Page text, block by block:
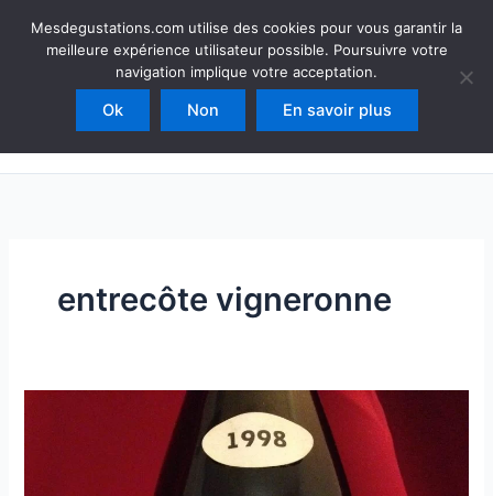
Mesdegustations
Dégustations, accords & autour du vin
Rechercher
entrecôte vigneronne
Mesdegustations.com utilise des cookies pour vous garantir la
meilleure expérience utilisateur possible. Poursuivre votre
navigation implique votre acceptation.
Ok Non En savoir plus